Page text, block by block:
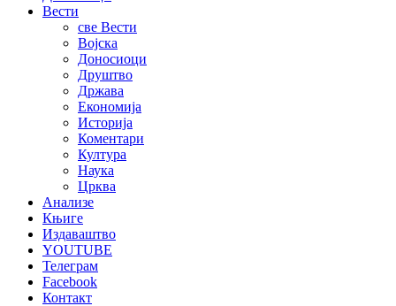
Вести
све Вести
Војска
Доносиоци
Друштво
Држава
Економија
Историја
Коментари
Култура
Наука
Црква
Анализе
Књиге
Издаваштво
YOUTUBE
Телеграм
Facebook
Контакт